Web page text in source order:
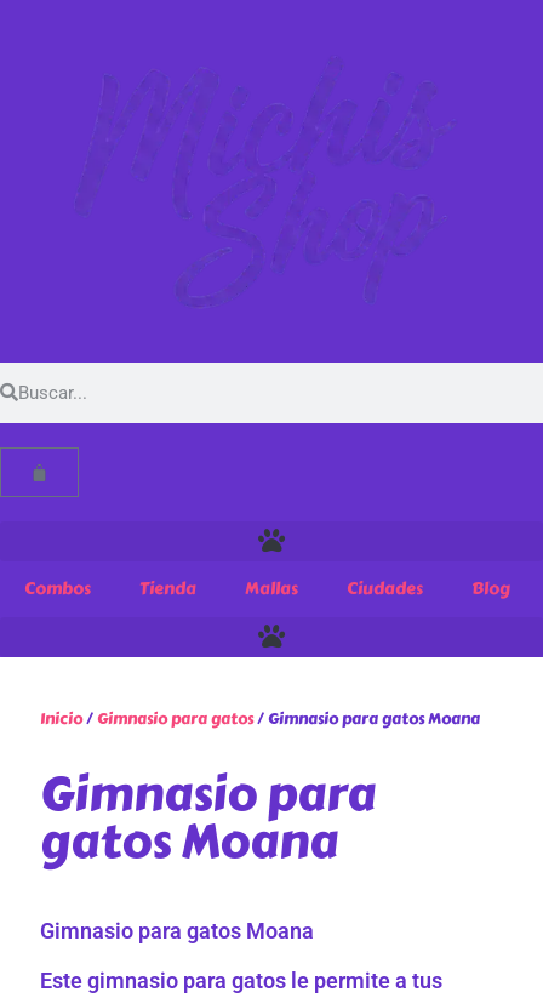
Combos Tienda Mallas Ciudades Blog
Inicio/Gimnasio para gatos/ Gimnasio para gatos Moana
Gimnasio para
gatos Moana
Gimnasio para gatos Moana
Este gimnasio para gatos le permite a tus